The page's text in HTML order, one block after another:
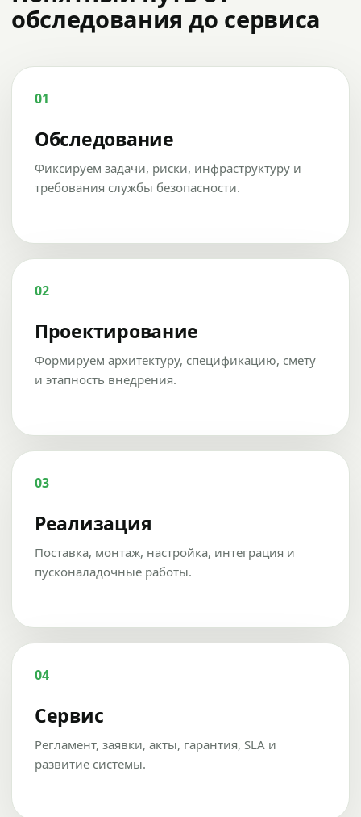
обследования до сервиса
01
Обследование
Фиксируем задачи, риски, инфраструктуру и
требования службы безопасности.
02
Проектирование
Формируем архитектуру, спецификацию, смету
и этапность внедрения.
03
Реализация
Поставка, монтаж, настройка, интеграция и
пусконаладочные работы.
04
Сервис
Регламент, заявки, акты, гарантия, SLA и
развитие системы.